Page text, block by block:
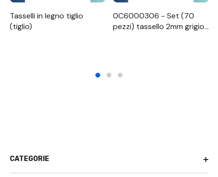
Tasselli in legno tiglio
(tiglio)
0C6000306 - Set (70
pezzi) tassello 2mm grigio
CATEGORIE